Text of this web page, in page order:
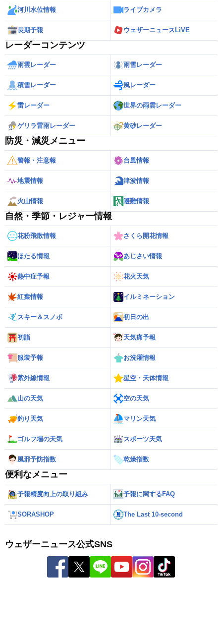
河川水位情報 ライブカメラ
長期予報 ウェザーニュースLiVE
レーダーコンテンツ
雨雲レーダー 雨雪レーダー
積雪レーダー 風レーダー
雷レーダー 世界の雨雲レーダー
ゲリラ雷雨レーダー 黄砂レーダー
防災・減災メニュー
警報・注意報 台風情報
地震情報 津波情報
火山情報 避難情報
自然・季節・レジャー情報
花粉飛散情報 さくら開花情報
ほたる情報 あじさい情報
熱中症予報 花火天気
紅葉情報 イルミネーション
スキー＆スノボ 初日の出
初詣 天気痛予報
服装予報 お洗濯情報
紫外線情報 星空・天体情報
山の天気 空の天気
釣り天気 マリン天気
ゴルフ場の天気 スポーツ天気
風邪予防指数 乾燥指数
便利なメニュー
予報精度向上の取り組み 予報に関するFAQ
SORASHOP The Last 10-second
ウェザーニュース公式SNS